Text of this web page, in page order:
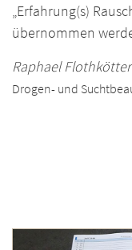
„Erfahrung(s)
übernommen
Raphael Flothkötter
Drogen- und